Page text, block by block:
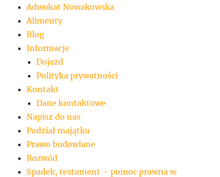
Adwokat Nowakowska
Alimenty
Blog
Informacje
Dojazd
Polityka prywatności
Kontakt
Dane kontaktowe
Napisz do nas
Podział majątku
Prawo budowlane
Rozwód
Spadek, testament – pomoc prawna w